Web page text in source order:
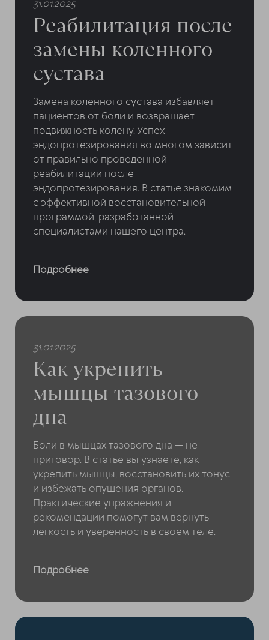
31.01.2025
Реабилитация после
замены коленного
сустава
Замена коленного сустава избавляет
пациентов от боли и возвращает
подвижность колену. Успех
эндопротезирования во многом зависит
от правильно проведенной
реабилитации после
эндопротезирования. В статье знакомим
с эффективной восстановительной
программой, разработанной
специалистами нашего центра.
Подробнее
31.01.2025
Как укрепить
мышцы тазового
дна
Боли в мышцах тазового дна — не
приговор. В статье вы узнаете, как
укрепить мышцы, восстановить их тонус
и избежать опущения органов.
Практические упражнения и
рекомендации помогут вам вернуть
легкость и уверенность в своем теле.
Подробнее